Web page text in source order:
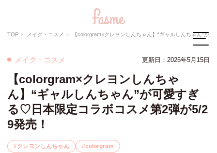
TOP メイク・コスメ 【colorgram×クレヨンしんちゃん】“ギャルしんちゃん”が可愛すぎる♡日本限定コラボコスメ第2弾が5/29発売！
メイク・コスメ 更新日： 2026年5月15日
【colorgram×クレヨンしんちゃ
ん】“ギャルしんちゃん”が可愛すぎ
る♡日本限定コラボコスメ第2弾が5/2
9発売！
クレヨンしんちゃん colorgram